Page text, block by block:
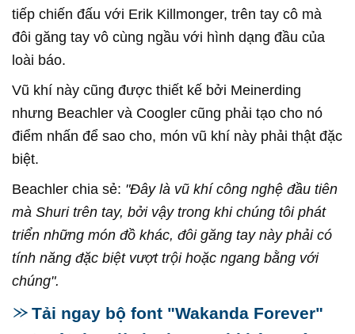
tiếp chiến đấu với Erik Killmonger, trên tay cô mà
đôi găng tay vô cùng ngầu với hình dạng đầu của
loài báo.
Vũ khí này cũng được thiết kế bởi Meinerding
nhưng Beachler và Coogler cũng phải tạo cho nó
điểm nhấn để sao cho, món vũ khí này phải thật đặc
biệt.
Beachler chia sẻ: "Đây là vũ khí công nghệ đầu tiên
mà Shuri trên tay, bởi vậy trong khi chúng tôi phát
triển những món đồ khác, đôi găng tay này phải có
tính năng đặc biệt vượt trội hoặc ngang bằng với
chúng".
Tải ngay bộ font "Wakanda Forever"